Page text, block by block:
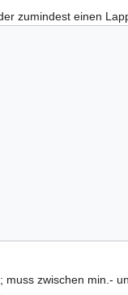
zumindest einen
muss zwischen min.-